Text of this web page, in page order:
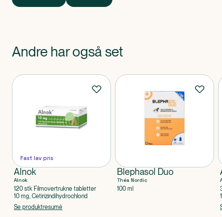
Andre har også set
Produkter
Fast lav pris
Alnok
Alnok
120 stk Filmovertrukne tabletter
10 mg, Cetirizindihydrochlorid
Se produktresumé
Blephasol Duo
Théa Nordic
100 ml